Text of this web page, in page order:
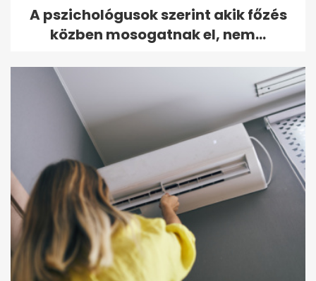
A pszichológusok szerint akik főzés
közben mosogatnak el, nem...